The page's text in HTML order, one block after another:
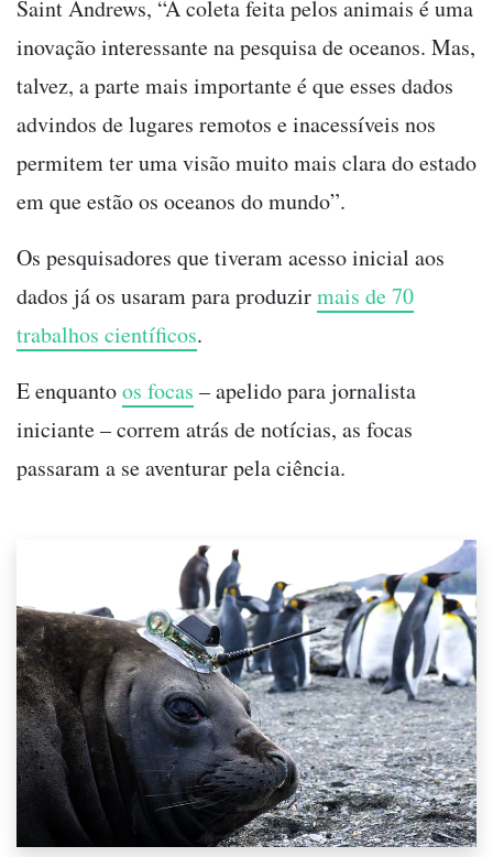
Saint Andrews, “A coleta feita pelos animais é uma
inovação interessante na pesquisa de oceanos. Mas,
talvez, a parte mais importante é que esses dados
advindos de lugares remotos e inacessíveis nos
permitem ter uma visão muito mais clara do estado
em que estão os oceanos do mundo”.
Os pesquisadores que tiveram acesso inicial aos
dados já os usaram para produzirmais de 70
trabalhos científicos.
E enquantoos focas – apelido para jornalista
iniciante – correm atrás de notícias, as focas
passaram a se aventurar pela ciência.